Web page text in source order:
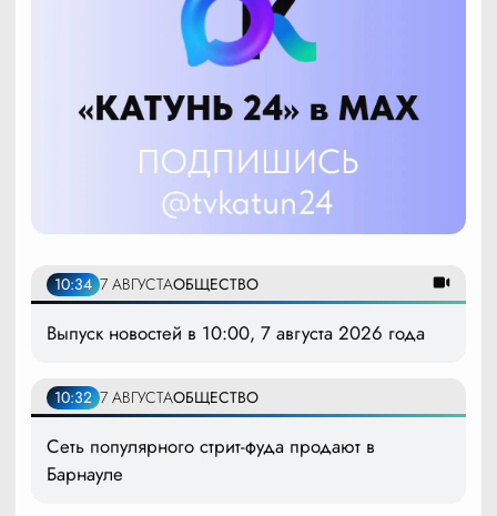
10:34 7 АВГУСТАОБЩЕСТВО
Выпуск новостей в 10:00, 7 августа 2026 года
10:32 7 АВГУСТАОБЩЕСТВО
Сеть популярного стрит-фуда продают в
Барнауле